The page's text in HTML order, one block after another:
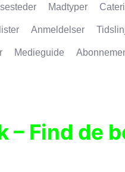
Madtyper
Anmeldelser
Medieguide
– Find de